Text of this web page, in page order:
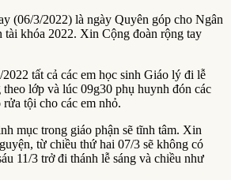
(06/3/2022) là ngày Quyên góp cho Ngân
tài khóa 2022. Xin Cộng đoàn rộng tay
tất cả các em học sinh Giáo lý đi lễ
theo lớp và lúc 09g30 phụ huynh đón các
tội cho các em nhỏ.
mục trong giáo phận sẽ tĩnh tâm. Xin
từ chiều thứ hai 07/3 sẽ không có
11/3 trở đi thánh lễ sáng và chiều như